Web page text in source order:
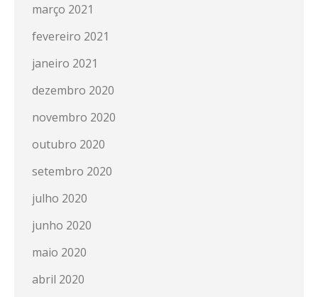
março 2021
fevereiro 2021
janeiro 2021
dezembro 2020
novembro 2020
outubro 2020
setembro 2020
julho 2020
junho 2020
maio 2020
abril 2020